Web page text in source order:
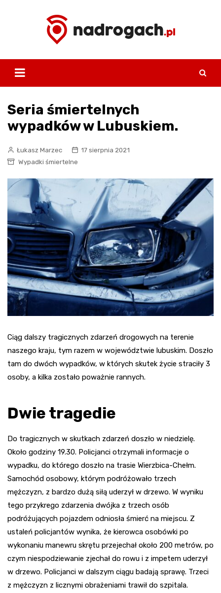
Seria śmiertelnych
wypadków w Lubuskiem.
Łukasz Marzec
17 sierpnia 2021
Wypadki śmiertelne
Ciąg dalszy tragicznych zdarzeń drogowych na terenie
naszego kraju, tym razem w województwie lubuskim. Doszło
tam do dwóch wypadków, w których skutek życie straciły 3
osoby, a kilka zostało poważnie rannych.
Dwie tragedie
Do tragicznych w skutkach zdarzeń doszło w niedzielę.
Około godziny 19.30. Policjanci otrzymali informacje o
wypadku, do którego doszło na trasie Wierzbica-Chełm.
Samochód osobowy, którym podróżowało trzech
mężczyzn, z bardzo dużą siłą uderzył w drzewo. W wyniku
tego przykrego zdarzenia dwójka z trzech osób
podróżujących pojazdem odniosła śmierć na miejscu. Z
ustaleń policjantów wynika, że kierowca osobówki po
wykonaniu manewru skrętu przejechał około 200 metrów, po
czym niespodziewanie zjechał do rowu i z impetem uderzył
w drzewo. Policjanci w dalszym ciągu badają sprawę. Trzeci
z mężczyzn z licznymi obrażeniami trawił do szpitala.